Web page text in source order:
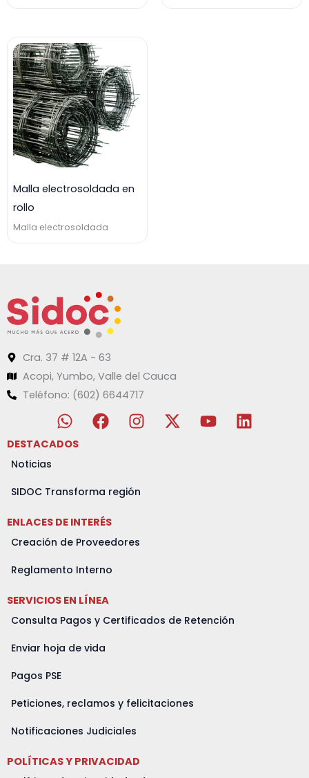
Malla electrosoldada en
rollo
Malla electrosoldada
Cra. 37 # 12A - 63
Acopi, Yumbo, Valle del Cauca
Teléfono: (602) 6644717
W
h
a
a
p
F
a
o
o
k
I
n
g
m
X
-
Y
o
L
i
DESTACADOS
Noticias
SIDOC Transforma región
ENLACES DE INTERÉS
Creación de Proveedores
Reglamento Interno
SERVICIOS EN LÍNEA
Consulta Pagos y Certificados de Retención
Enviar hoja de vida
Pagos PSE
Peticiones, reclamos y felicitaciones
Notificaciones Judiciales
POLÍTICAS Y PRIVACIDAD